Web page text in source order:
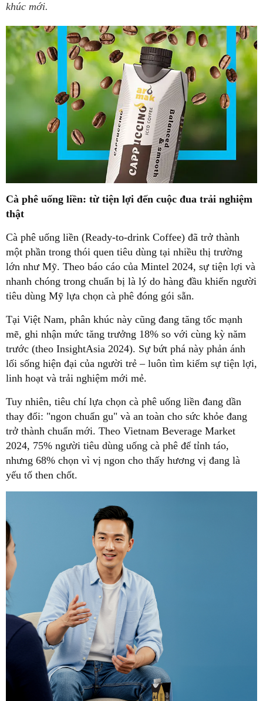
khúc mới.
Cà phê uống liền: từ tiện lợi đến cuộc đua trải nghiệm
thật
Cà phê uống liền (Ready-to-drink Coffee) đã trở thành
một phần trong thói quen tiêu dùng tại nhiều thị trường
lớn như Mỹ. Theo báo cáo của Mintel 2024, sự tiện lợi và
nhanh chóng trong chuẩn bị là lý do hàng đầu khiến người
tiêu dùng Mỹ lựa chọn cà phê đóng gói sẵn.
Tại Việt Nam, phân khúc này cũng đang tăng tốc mạnh
mẽ, ghi nhận mức tăng trưởng 18% so với cùng kỳ năm
trước (theo InsightAsia 2024). Sự bứt phá này phản ánh
lối sống hiện đại của người trẻ – luôn tìm kiếm sự tiện lợi,
linh hoạt và trải nghiệm mới mẻ.
Tuy nhiên, tiêu chí lựa chọn cà phê uống liền đang dần
thay đổi: "ngon chuẩn gu" và an toàn cho sức khỏe đang
trở thành chuẩn mới. Theo Vietnam Beverage Market
2024, 75% người tiêu dùng uống cà phê để tỉnh táo,
nhưng 68% chọn vì vị ngon cho thấy hương vị đang là
yếu tố then chốt.